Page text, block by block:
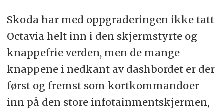
Skoda har med oppgraderingen ikke tatt
Octavia helt inn i den skjermstyrte og
knappefrie verden, men de mange
knappene i nedkant av dashbordet er der
først og fremst som kortkommandoer
inn på den store infotainmentskjermen,